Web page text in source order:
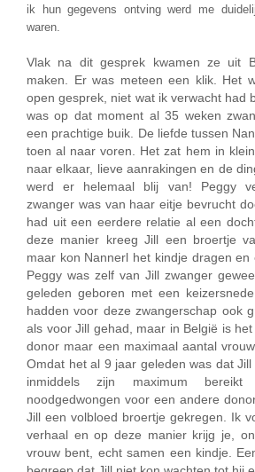
ik hun gegevens ontving werd me
waren.
Vlak na dit gesprek kwamen ze uit
maken. Er was meteen een klik. Het
open gesprek, niet wat ik verwacht had
was op dat moment al 35 weken
een prachtige buik. De liefde tussen
toen al naar voren. Het zat hem in
naar elkaar, lieve aanrakingen en de
werd er helemaal blij van! Peggy
zwanger was van haar eitje bevrucht
had uit een eerdere relatie al een
deze manier kreeg Jill een broertje
maar kon Nannerl het kindje dragen en
Peggy was zelf van Jill zwanger
geleden geboren met een
hadden voor deze zwangerschap ook
als voor Jill gehad, maar in België is
donor maar een maximaal aantal
Omdat het al 9 jaar geleden was dat
inmiddels zijn maximum
noodgedwongen voor een andere
Jill een volbloed broertje gekregen. Ik
verhaal en op deze manier krijg je,
vrouw bent, echt samen een kindje.